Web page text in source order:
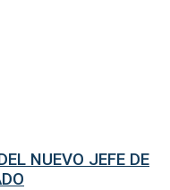
NUEVO JEFE DE